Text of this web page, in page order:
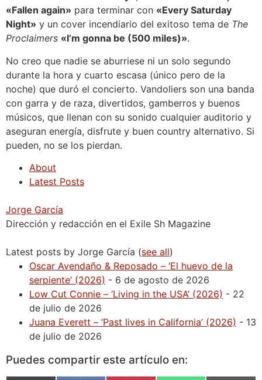
«Fallen again» para terminar con «Every Saturday
Night» y un cover incendiario del exitoso tema de The
Proclaimers «I’m gonna be (500 miles)».
No creo que nadie se aburriese ni un solo segundo
durante la hora y cuarto escasa (único pero de la
noche) que duró el concierto. Vandoliers son una banda
con garra y de raza, divertidos, gamberros y buenos
músicos, que llenan con su sonido cualquier auditorio y
aseguran energía, disfrute y buen country alternativo. Si
pueden, no se los pierdan.
About
Latest Posts
Jorge García
Dirección y redacción en el Exile Sh Magazine
Latest posts by Jorge García (see all)
Oscar Avendaño & Reposado – ‘El huevo de la
serpiente’ (2026) - 6 de agosto de 2026
Low Cut Connie – ‘Living in the USA’ (2026) - 22
de julio de 2026
Juana Everett – ‘Past lives in California’ (2026) - 13
de julio de 2026
Puedes compartir este artículo en: